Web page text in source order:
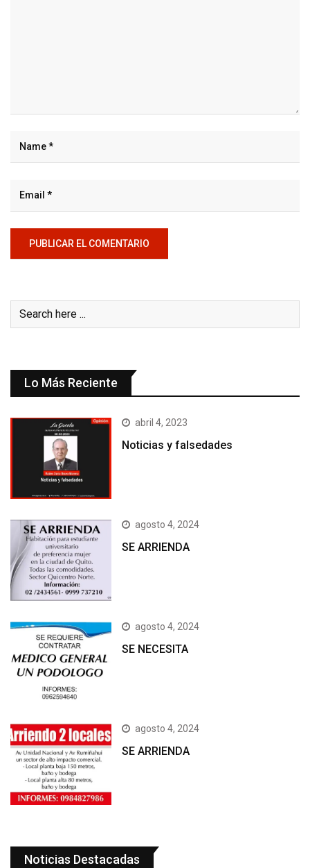
Lo Más Reciente
abril 4, 2023
Noticias y falsedades
agosto 4, 2024
SE ARRIENDA
agosto 4, 2024
SE NECESITA
agosto 4, 2024
SE ARRIENDA
Noticias Destacadas